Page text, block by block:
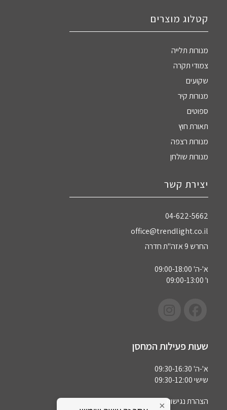
קטלוג מוצרים
מנורות תלייה
צמודי תקרה
שקועים
מנורות קיר
ספוטים
תאורת חוץ
מנורות רצפה
מנורות שולחן
יצירת קשר
04-622-5662‏
office@trendlight.co.il
החרש 9 אזה"ת חדרה
א'-ה' 09:00-18:00
ו' 09:00-13:00
שעות פעילות המחסן
א'-ה' 09:30-16:30
שישי 09:30-12:00
הצהרת נגישות×